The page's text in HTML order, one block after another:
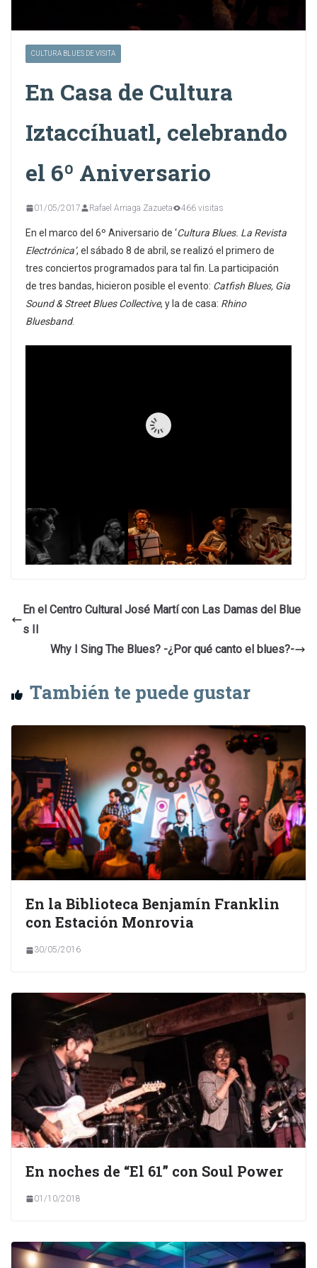
CULTURA BLUES DE VISITA
En Casa de Cultura
Iztaccíhuatl, celebrando
el 6º Aniversario
01/05/2017 Rafael Arriaga Zazueta 466 visitas
En el marco del 6º Aniversario de ‘Cultura Blues. La Revista
Electrónica’, el sábado 8 de abril, se realizó el primero de
tres conciertos programados para tal fin. La participación
de tres bandas, hicieron posible el evento: Catfish Blues, Gia
Sound & Street Blues Collective, y la de casa: Rhino
Bluesband.
En el Centro Cultural José Martí con Las Damas del Blue
s II
Why I Sing The Blues? -¿Por qué canto el blues?-
También te puede gustar
En la Biblioteca Benjamín Franklin
con Estación Monrovia
30/05/2016
En noches de “El 61” con Soul Power
01/10/2018